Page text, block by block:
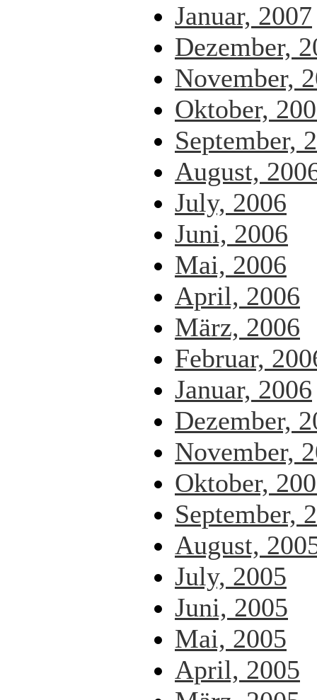
Januar, 2007
Dezember,
November,
Oktober,
September,
August,
July, 2006
Juni, 2006
Mai, 2006
April, 2006
März, 2006
Februar,
Januar, 2006
Dezember,
November,
Oktober,
September,
August,
July, 2005
Juni, 2005
Mai, 2005
April, 2005